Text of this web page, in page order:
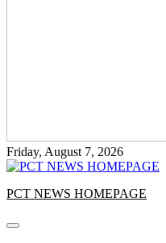
Friday, August 7, 2026
PCT NEWS HOMEPAGE